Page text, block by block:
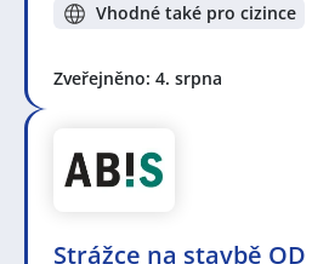
Vhodné také pro cizince
Zveřejněno: 4. srpna
Strážce na stavbě OD